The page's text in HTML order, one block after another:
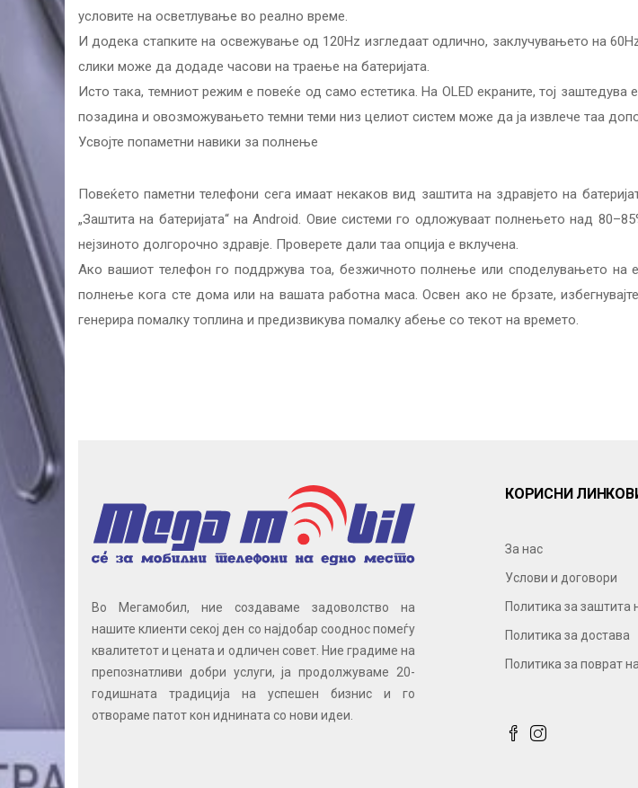
условите на осветлување во реално време.
И додека стапките на освежување од 120Hz изгледаат одлично, заклучувањето на
слики може да додаде часови на траење на батеријата.
Исто така, темниот режим е повеќе од само естетика. На OLED екраните, тој
позадина и овозможувањето темни теми низ целиот систем може да ја извлече таа
Усвојте попаметни навики за полнење
Повеќето паметни телефони сега имаат некаков вид заштита на здравјето на
„Заштита на батеријата“ на Android. Овие системи го одложуваат полнењето над
нејзиното долгорочно здравје. Проверете дали таа опција е вклучена.
Ако вашиот телефон го поддржува тоа, безжичното полнење или споделувањето на
полнење кога сте дома или на вашата работна маса. Освен ако не брзате,
генерира помалку топлина и предизвикува помалку абење со текот на времето.
Во Мегамобил, ние создаваме задоволство на
нашите клиенти секој ден со најдобар сооднос помеѓу
квалитетот и цената и одличен совет. Ние градиме на
препознатливи добри услуги, ја продолжуваме 20-
годишната традиција на успешен бизнис и го
отвораме патот кон иднината со нови идеи.
КОРИСНИ
За нас
Услови и договори
Политика за заштита
Политика за достава
Политика за поврат